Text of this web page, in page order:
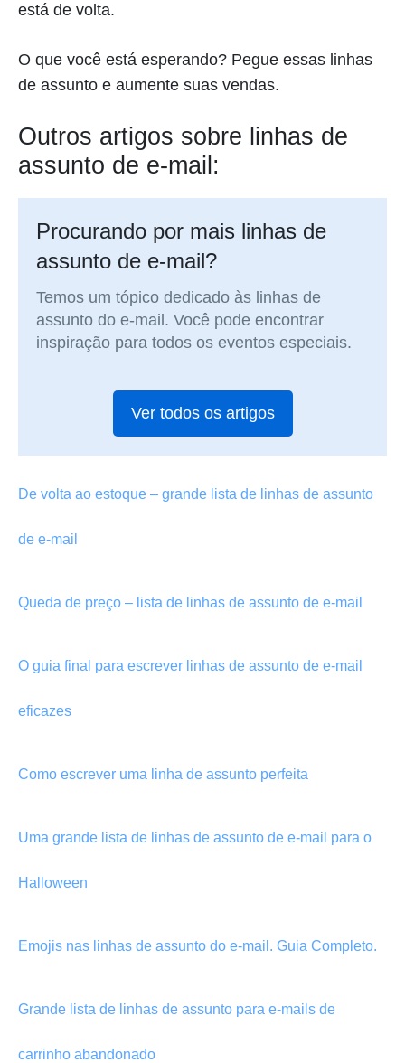
está de volta.
O que você está esperando? Pegue essas linhas
de assunto e aumente suas vendas.
Outros artigos sobre linhas de
assunto de e-mail:
Procurando por mais linhas de
assunto de e-mail?
Temos um tópico dedicado às linhas de
assunto do e-mail. Você pode encontrar
inspiração para todos os eventos especiais.
Ver todos os artigos
De volta ao estoque – grande lista de linhas de assunto
de e-mail
Queda de preço – lista de linhas de assunto de e-mail
O guia final para escrever linhas de assunto de e-mail
eficazes
Como escrever uma linha de assunto perfeita
Uma grande lista de linhas de assunto de e-mail para o
Halloween
Emojis nas linhas de assunto do e-mail. Guia Completo.
Grande lista de linhas de assunto para e-mails de
carrinho abandonado